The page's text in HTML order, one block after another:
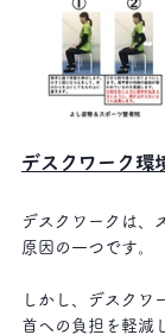
デスクワーク環
デスクワークは、
原因の一つです。
しかし、デスクワ
首への負担を軽減